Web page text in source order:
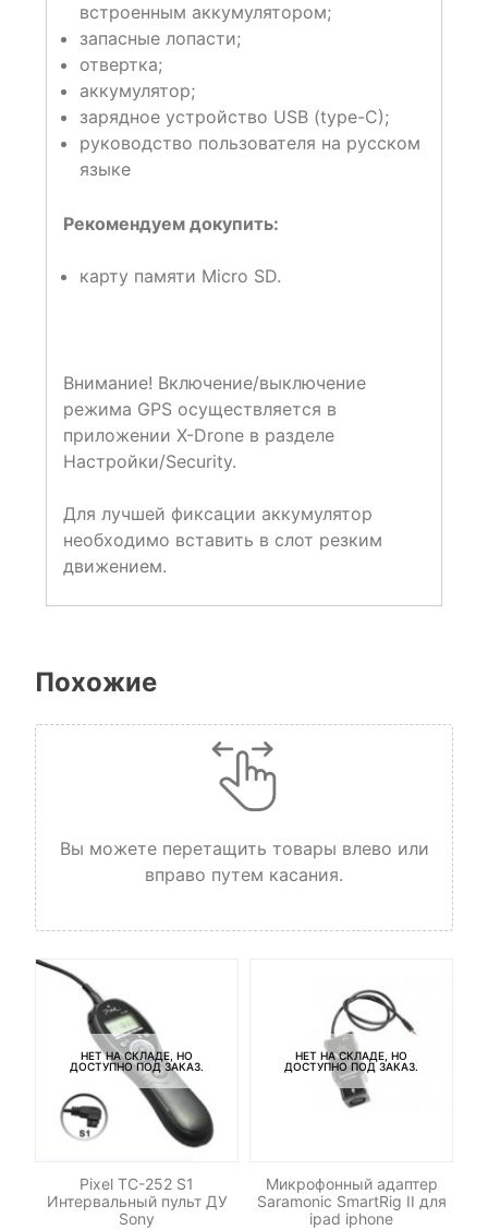
встроенным аккумулятором;
запасные лопасти;
отвертка;
аккумулятор;
зарядное устройство USB (type-C);
руководство пользователя на русском
языке
Рекомендуем докупить:
карту памяти Micro SD.
Внимание! Включение/выключение
режима GPS осуществляется в
приложении X-Drone в разделе
Настройки/Security.
Для лучшей фиксации аккумулятор
необходимо вставить в слот резким
движением.
Похожие
Вы можете перетащить товары влево или
вправо путем касания.
НЕТ НА СКЛАДЕ, НО
ДОСТУПНО ПОД ЗАКАЗ.
Pixel TC-252 S1
Интервальный пульт ДУ
Sony
НЕТ НА СКЛАДЕ, НО
ДОСТУПНО ПОД ЗАКАЗ.
Микрофонный адаптер
Saramonic SmartRig II для
ipad iphone